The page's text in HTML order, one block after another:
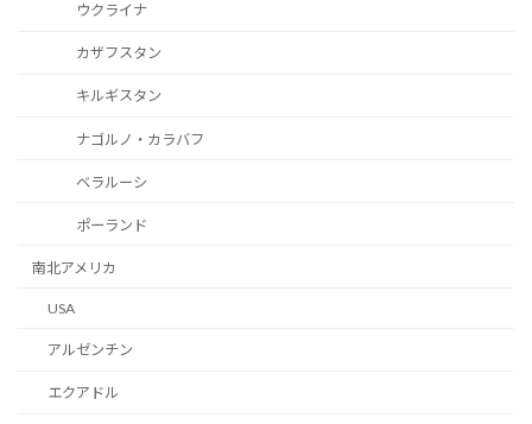
ウクライナ
カザフスタン
キルギスタン
ナゴルノ・カラバフ
ベラルーシ
ポーランド
南北アメリカ
USA
アルゼンチン
エクアドル